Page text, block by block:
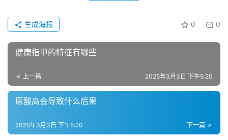
0 0
生成海报
健康指甲的特征有哪些
上一篇 2025年3月3日 下午5:20
尿酸高会导致什么后果
下一篇
2025年3月3日 下午5:20